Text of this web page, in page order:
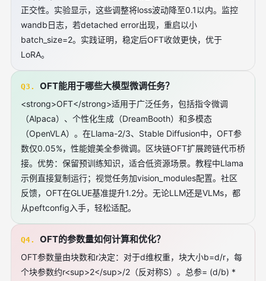
正交性。实验显示，这些调整将loss波动降至0.1以内。监控
wandb日志，若detached error出现，重启以小
batch_size=2。实践证明，稳定后OFT收敛更快，优于
LoRA。
Q3. OFT能用于哪些大模型微调任务？
<strong>OFT</strong>适用于广泛任务，包括指令微调
（Alpaca）、个性化生成（DreamBooth）和多模态
（OpenVLA）。在Llama-2/3、Stable Diffusion中，OFT参
数仅0.05%，性能媲美全参微调。区块链OFT扩展跨链代币桥
接。优势：保留预训练知识，适合低资源场景。教程中Llama
示例直接复制运行；视觉任务加vision_modules配置。社区
反馈，OFT在GLUE基准提升1.2分。无论LLM还是VLMs，都
从peftconfig入手，轻松适配。
Q4. OFT的参数量如何计算和优化？
OFT参数量由块数和r决定：对于d维权重，块大小b=d/r，每
个块参数约r<sup>2</sup>/2（反对称S）。总参= (d/b) *